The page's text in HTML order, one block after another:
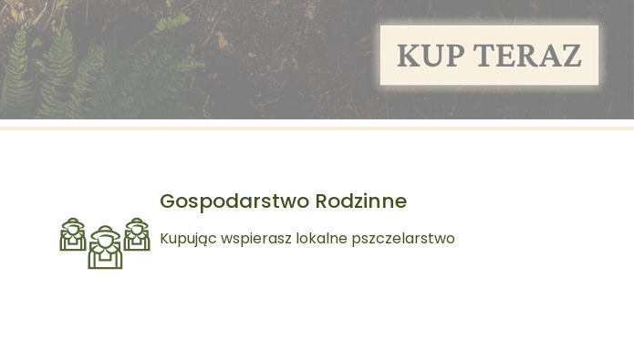
Gospodarstwo Rodzinne
Kupując wspierasz lokalne pszczelarstwo